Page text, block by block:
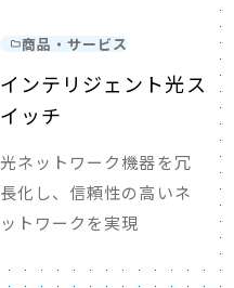
商品・サービス
インテリジェント光ス
イッチ
光ネットワーク機器を冗
長化し、信頼性の高いネ
ットワークを実現